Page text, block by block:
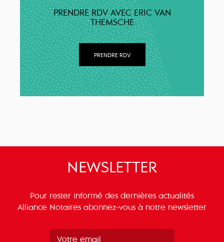
PRENDRE RDV AVEC ERIC VAN
THEMSCHE
PRENDRE RDV
NEWSLETTER
Pour rester informé des dernières actualités
Alliance Notaires abonnez-vous à notre newsletter